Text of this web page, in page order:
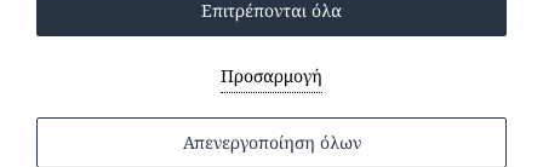
Επιτρέπονται όλα
Προσαρμογή
Απενεργοποίηση όλων